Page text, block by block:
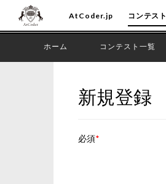
AtCoder.jp コンテスト
ホーム コンテスト一覧
新規登録
必須